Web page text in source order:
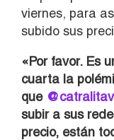
viernes, para
subido sus
«Por favor. Es
cuarta la
que
subir a sus
precio, están